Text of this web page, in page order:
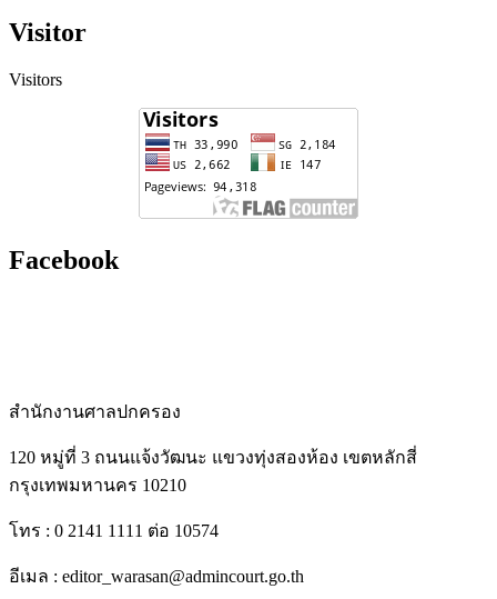
Visitor
Visitors
Facebook
สำนักงานศาลปกครอง
120 หมู่ที่ 3 ถนนแจ้งวัฒนะ แขวงทุ่งสองห้อง เขตหลักสี่
กรุงเทพมหานคร 10210
โทร : 0 2141 1111 ต่อ 10574
อีเมล : editor_warasan@admincourt.go.th